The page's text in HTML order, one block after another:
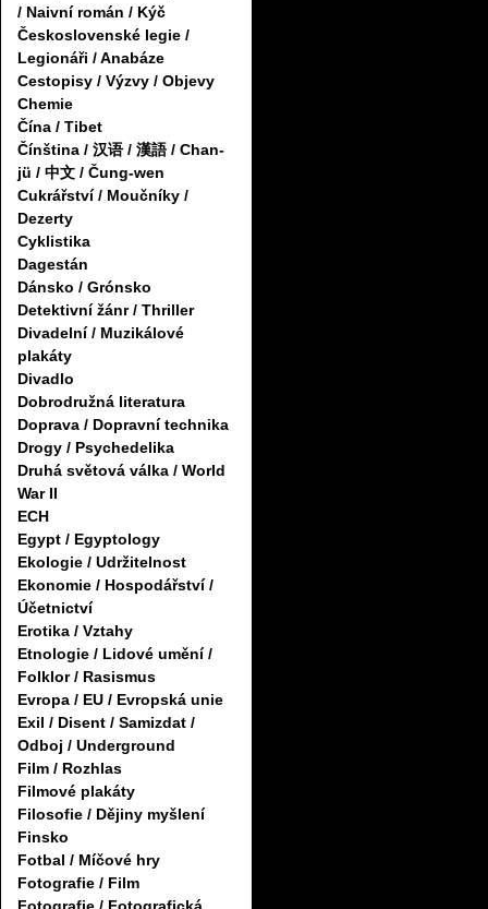
/ Naivní román / Kýč
Československé legie /
Legionáři / Anabáze
Cestopisy / Výzvy / Objevy
Chemie
Čína / Tibet
Čínština / 汉语 / 漢語 / Chan-
jü / 中文 / Čung-wen
Cukrářství / Moučníky /
Dezerty
Cyklistika
Dagestán
Dánsko / Grónsko
Detektivní žánr / Thriller
Divadelní / Muzikálové
plakáty
Divadlo
Dobrodružná literatura
Doprava / Dopravní technika
Drogy / Psychedelika
Druhá světová válka / World
War II
ECH
Egypt / Egyptology
Ekologie / Udržitelnost
Ekonomie / Hospodářství /
Účetnictví
Erotika / Vztahy
Etnologie / Lidové umění /
Folklor / Rasismus
Evropa / EU / Evropská unie
Exil / Disent / Samizdat /
Odboj / Underground
Film / Rozhlas
Filmové plakáty
Filosofie / Dějiny myšlení
Finsko
Fotbal / Míčové hry
Fotografie / Film